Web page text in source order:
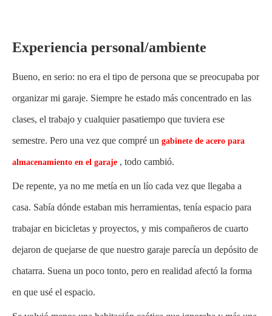
Experiencia personal/ambiente
Bueno, en serio: no era el tipo de persona que se preocupaba por
organizar mi garaje. Siempre he estado más concentrado en las
clases, el trabajo y cualquier pasatiempo que tuviera ese
semestre. Pero una vez que compré un gabinete de acero para
almacenamiento en el garaje , todo cambió.
De repente, ya no me metía en un lío cada vez que llegaba a
casa. Sabía dónde estaban mis herramientas, tenía espacio para
trabajar en bicicletas y proyectos, y mis compañeros de cuarto
dejaron de quejarse de que nuestro garaje parecía un depósito de
chatarra. Suena un poco tonto, pero en realidad afectó la forma
en que usé el espacio.